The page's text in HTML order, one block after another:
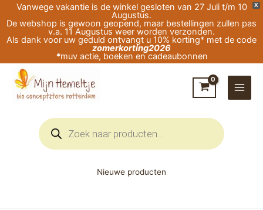
X
Vanwege vakantie is de winkel gesloten van 27 Juli t/m 10
Augustus.
De webshop is gewoon geopend, maar bestellingen zullen pas
v.a. 11 Augustus weer worden verzonden.
Als dank voor uw geduld ontvangt u 10% korting* met de code
zomerkorting2026
*muv actie, boeken en cadeaubonnen
naar
de
Producten
zoeken
Nieuwe producten